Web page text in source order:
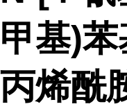
甲基)
丙烯酰